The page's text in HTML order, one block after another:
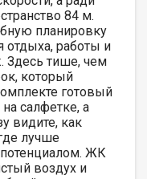
84 м.
планировку
работы и
Здесь тише, чем
который
готовый
салфетке, а
видите, как
лучше
ЖК
воздух и